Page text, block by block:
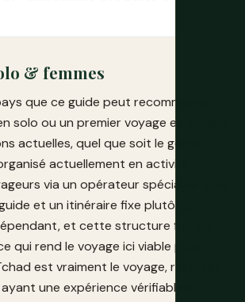
& femmes
que ce guide peut recommander
solo ou un premier voyage en Afrique
actuelles, quel que soit le genre.
actuellement en activité
via un opérateur spécialisé avec
et un itinéraire fixe plutôt qu'un
et cette structure fait elle-
qui rend le voyage ici viable plutôt
est vraiment le voyage, réservez
une expérience vérifiable et